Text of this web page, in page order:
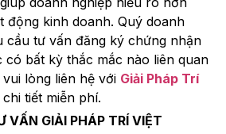
động kinh doanh. Quý doanh
cầu tư vấn đăng ký chứng nhận
có bất kỳ thắc mắc nào liên quan
vui lòng liên hệ với Giải Pháp Trí
tiết miễn phí.
VẤN GIẢI PHÁP TRÍ VIỆT